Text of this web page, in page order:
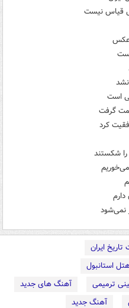
قیاس نیست
است
گرفت
کرد
شکستند
نمی‌شود
ایران
استانبول
ترمیمی
آهنگ های جدید
آهنگ جدید